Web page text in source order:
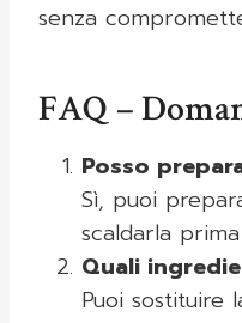
senza
FAQ –
Posso
Sì, puoi
scaldarla
Quali
Puoi sostituire